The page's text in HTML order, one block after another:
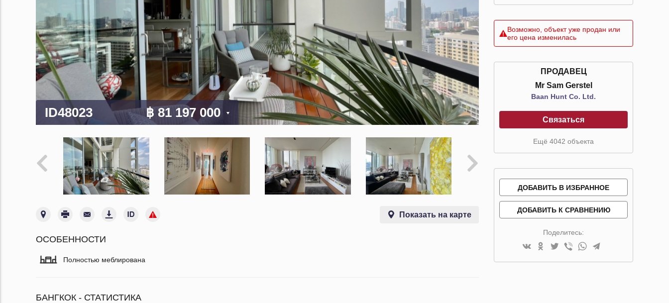
ID48023 ฿ 81 197 000
Показать на карте
ОСОБЕННОСТИ
Полностью меблирована
БАНГКОК - СТАТИСТИКА
Возможно, объект уже продан или
его цена изменилась
ПРОДАВЕЦ
Mr Sam Gerstel
Baan Hunt Co. Ltd.
Связаться
Ещё 4042 объекта
ДОБАВИТЬ В ИЗБРАННОЕ
ДОБАВИТЬ К СРАВНЕНИЮ
Поделитесь: